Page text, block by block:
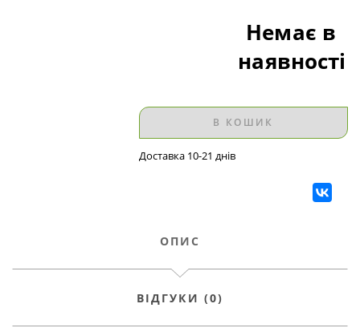
Немає в
наявності
В КОШИК
Доставка 10-21 днів
ОПИС
ВІДГУКИ (0)